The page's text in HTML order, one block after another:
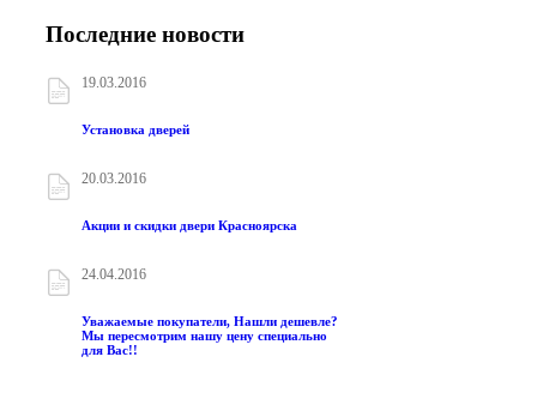
Последние новости
19.03.2016
Установка дверей
20.03.2016
Акции и скидки двери Красноярска
24.04.2016
Уважаемые покупатели, Нашли дешевле?
Мы пересмотрим нашу цену специально
для Вас!!